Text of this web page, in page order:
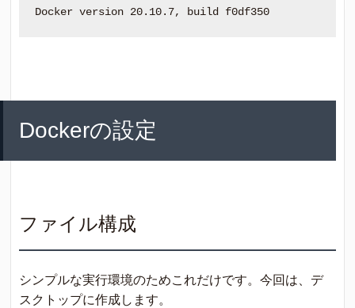
Dockerの設定
ファイル構成
シンプルな実行環境のためこれだけです。今回は、デ
スクトップに作成します。